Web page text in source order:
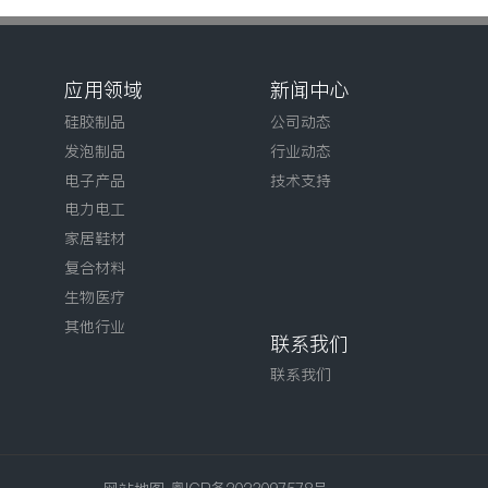
应用领域
硅胶制品
发泡制品
电子产品
电力电工
家居鞋材
复合材料
生物医疗
其他行业
新闻中心
公司动态
行业动态
技术支持
联系我们
联系我们